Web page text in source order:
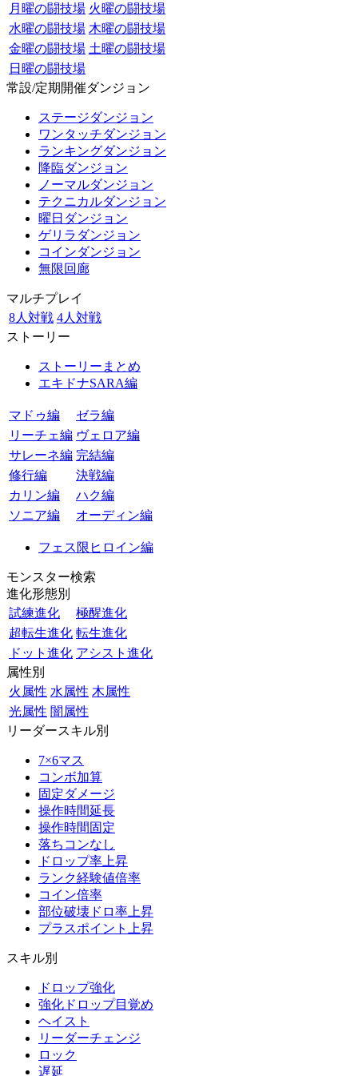
月曜の闘技場 火曜の闘技場
水曜の闘技場 木曜の闘技場
金曜の闘技場 土曜の闘技場
日曜の闘技場
常設/定期開催ダンジョン
ステージダンジョン
ワンタッチダンジョン
ランキングダンジョン
降臨ダンジョン
ノーマルダンジョン
テクニカルダンジョン
曜日ダンジョン
ゲリラダンジョン
コインダンジョン
無限回廊
マルチプレイ
8人対戦 4人対戦
ストーリー
ストーリーまとめ
エキドナSARA編
マドゥ編
ゼラ編
リーチェ編 ヴェロア編
サレーネ編 完結編
修行編
決戦編
カリン編
ハク編
ソニア編
オーディン編
フェス限ヒロイン編
モンスター検索
進化形態別
試練進化
極醒進化
超転生進化 転生進化
ドット進化 アシスト進化
属性別
火属性 水属性 木属性
光属性 闇属性
リーダースキル別
7×6マス
コンボ加算
固定ダメージ
操作時間延長
操作時間固定
落ちコンなし
ドロップ率上昇
ランク経験値倍率
コイン倍率
部位破壊ドロ率上昇
プラスポイント上昇
スキル別
ドロップ強化
強化ドロップ目覚め
ヘイスト
リーダーチェンジ
ロック
遅延